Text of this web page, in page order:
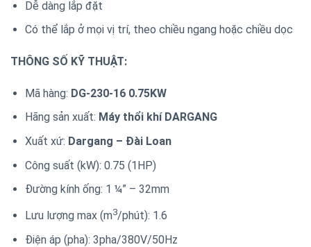
Dễ dàng lắp đặt
Có thể lắp ở mọi vị trí, theo chiều ngang hoặc chiều dọc
THÔNG SỐ KỸ THUẬT:
Mã hàng: DG-230-16 0.75KW
Hãng sản xuất: Máy thổi khí DARGANG
Xuất xứ: Dargang – Đài Loan
Công suất (kW): 0.75 (1HP)
Đường kính ống: 1 ¼” – 32mm
Lưu lượng max (m3/phút): 1.6
Điện áp (pha): 3pha/380V/50Hz